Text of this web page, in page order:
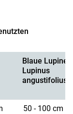
Blaue Lupine
Lupinus
angustifolius
50 - 100 cm